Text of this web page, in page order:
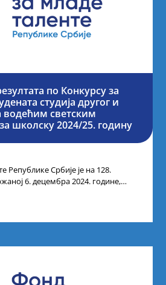
по Конкурсу за
студија другог и
водећим светским
школску 2024/25. годину
Републике Србије је на 128.
6. децембра 2024. године,